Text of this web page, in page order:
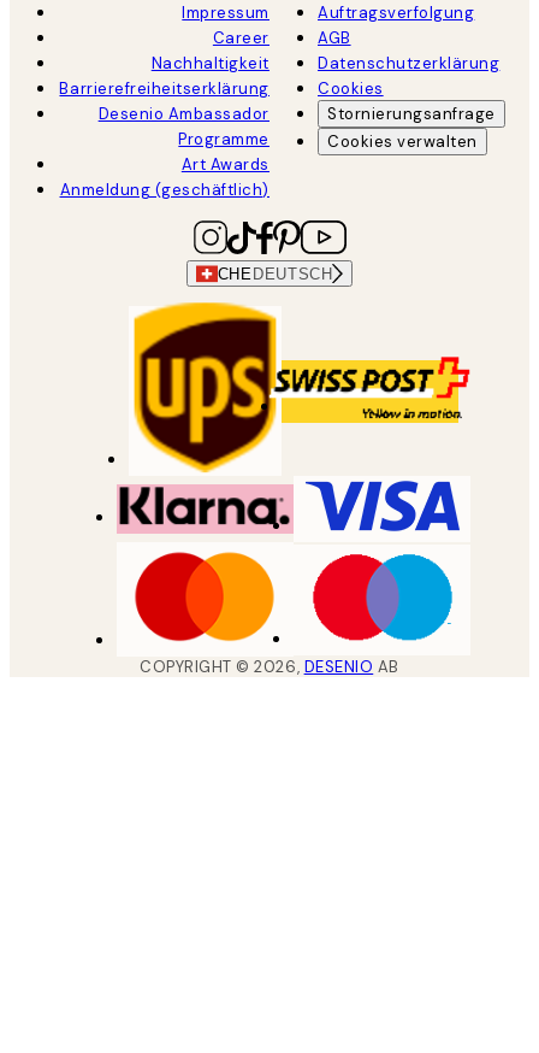
Impressum
Career
Nachhaltigkeit
Barrierefreiheitserklärung
Desenio Ambassador
Programme
Art Awards
Anmeldung (geschäftlich)
Auftragsverfolgung
AGB
Datenschutzerklärung
Cookies
Stornierungsanfrage
Cookies verwalten
CHE DEUTSCH
COPYRIGHT ©2026, DESENIO AB